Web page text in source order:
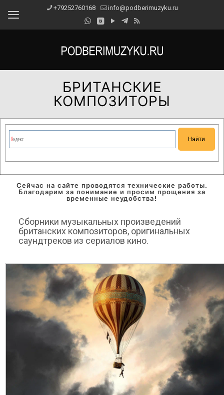
+79252760168 info@podberimuzyku.ru
БРИТАНСКИЕ
КОМПОЗИТОРЫ
Сейчас на сайте проводятся технические работы.
Благодарим за понимание и просим прощения за
временные неудобства!
Сборники музыкальных произведений
британских композиторов, оригинальных
саундтреков из сериалов кино.